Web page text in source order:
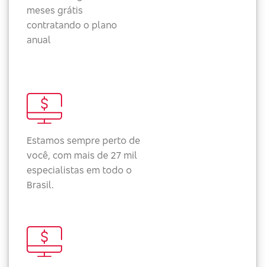
meses grátis
contratando o plano
anual
Estamos sempre perto de
você, com mais de 27 mil
especialistas em todo o
Brasil.